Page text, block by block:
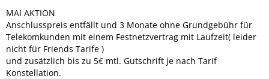
MAI AKTION
Anschlusspreis entfällt und 3 Monate ohne Grundgebühr für
Telekomkunden mit einem Festnetzvertrag mit Laufzeit( leider
nicht für Friends Tarife )
und zusätzlich bis zu 5€ mtl. Gutschrift je nach Tarif
Konstellation.